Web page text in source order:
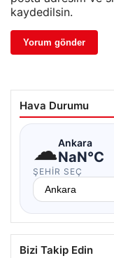
kaydedilsin.
Hava Durumu
☁Ankara
NaN°C
ŞEHIR SEÇ
Bizi Takip Edin